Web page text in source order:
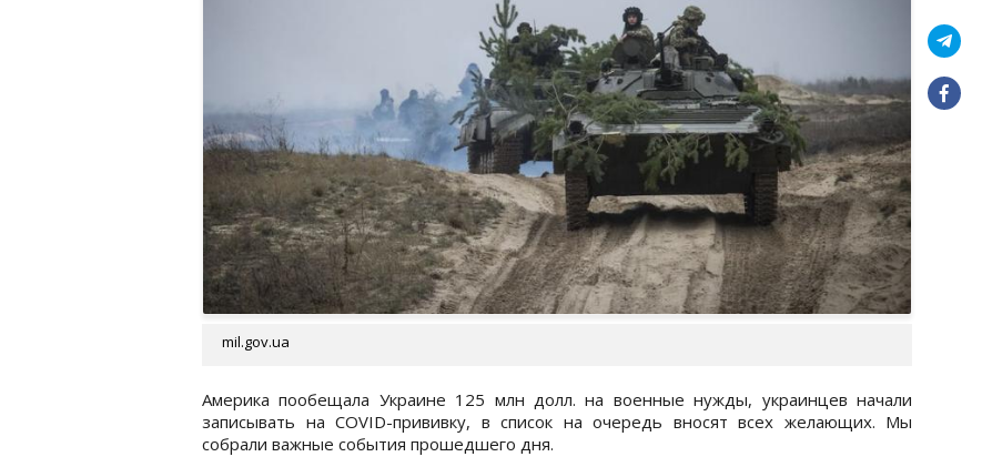
mil.gov.ua
Америка пообещала Украине 125 млн долл. на военные нужды, украинцев начали
записывать на COVID-прививку, в список на очередь вносят всех желающих. Мы
собрали важные события прошедшего дня.